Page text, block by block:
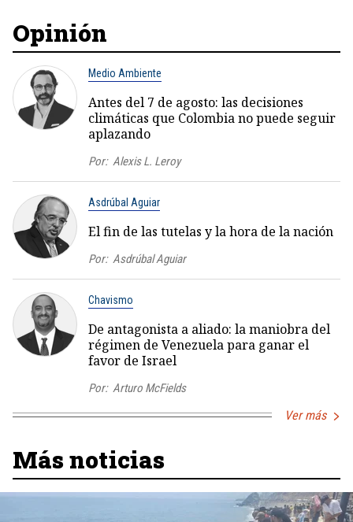
Opinión
Medio Ambiente
Antes del 7 de agosto: las decisiones
climáticas que Colombia no puede seguir
aplazando
Por: Alexis L. Leroy
Asdrúbal Aguiar
El fin de las tutelas y la hora de la nación
Por: Asdrúbal Aguiar
Chavismo
De antagonista a aliado: la maniobra del
régimen de Venezuela para ganar el
favor de Israel
Por: Arturo McFields
Ver más
Más noticias